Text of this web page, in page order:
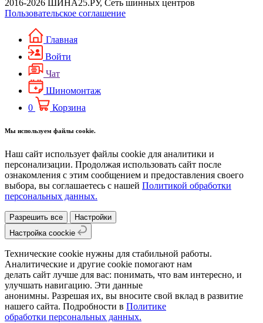
2016-2026 ШИНА25.РУ, Сеть шинных центров
Пользовательское соглашение
Главная
Войти
Чат
Шиномонтаж
0
Корзина
Мы используем файлы cookie.
Наш сайт использует файлы cookie для аналитики и
персонализации. Продолжая использовать сайт после
ознакомления с этим сообщением и предоставления своего
выбора, вы соглашаетесь с нашей Политикой обработки
персональных данных.
Разрешить все
Настройки
Настройка coockie
Технические cookie нужны для стабильной работы.
Аналитические и другие cookie помогают нам
делать сайт лучше для вас: понимать, что вам интересно, и
улучшать навигацию. Эти данные
анонимны. Разрешая их, вы вносите свой вклад в развитие
нашего сайта. Подробности в Политике
обработки персональных данных.